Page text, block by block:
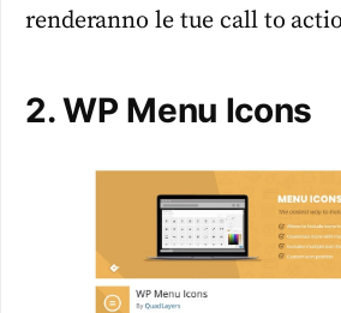
renderanno le tue call to
2. WP Menu Icons